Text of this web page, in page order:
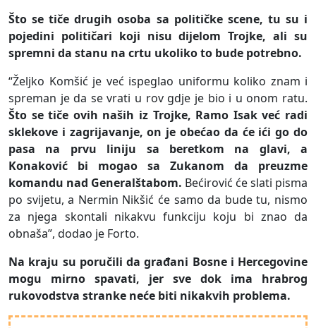
Što se tiče drugih osoba sa političke scene, tu su i
pojedini političari koji nisu dijelom Trojke, ali su
spremni da stanu na crtu ukoliko to bude potrebno.
“Željko Komšić je već ispeglao uniformu koliko znam i
spreman je da se vrati u rov gdje je bio i u onom ratu.
Što se tiče ovih naših iz Trojke, Ramo Isak već radi
sklekove i zagrijavanje, on je obećao da će ići go do
pasa na prvu liniju sa beretkom na glavi, a
Konaković bi mogao sa Zukanom da preuzme
komandu nad Generalštabom. Bećirović će slati pisma
po svijetu, a Nermin Nikšić će samo da bude tu, nismo
za njega skontali nikakvu funkciju koju bi znao da
obnaša”, dodao je Forto.
Na kraju su poručili da građani Bosne i Hercegovine
mogu mirno spavati, jer sve dok ima hrabrog
rukovodstva stranke neće biti nikakvih problema.